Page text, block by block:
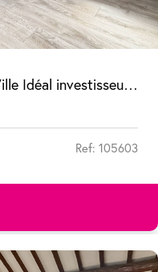
POISSY Studio Plein Centre Ville Idéal investisseur ou premier achat !
Ref: 105603